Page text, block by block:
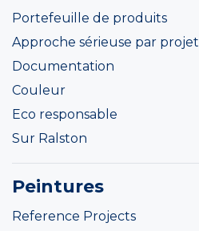
Portefeuille de produits
Approche sérieuse par projet
Documentation
Couleur
Eco responsable
Sur Ralston
Peintures
Reference Projects